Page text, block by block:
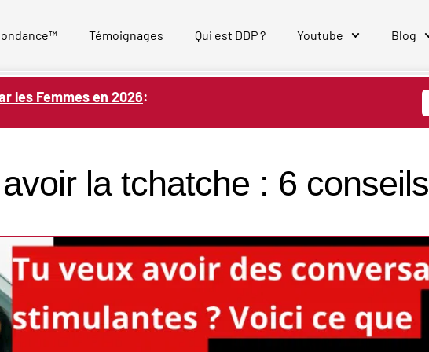
Témoignages Qui est DDP ? Youtube Blog
les Femmes en 2026:
la tchatche : 6 conseils